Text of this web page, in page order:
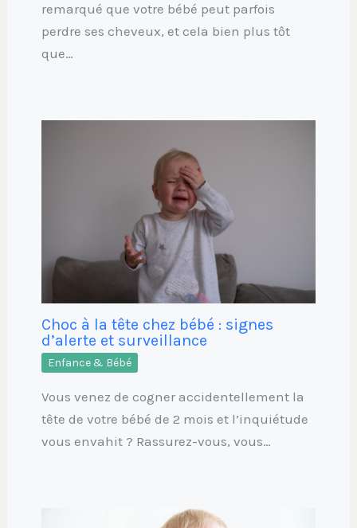
remarqué que votre bébé peut parfois
perdre ses cheveux, et cela bien plus tôt
que…
Choc à la tête chez bébé : signes
d’alerte et surveillance
Enfance & Bébé
Vous venez de cogner accidentellement la
tête de votre bébé de 2 mois et l’inquiétude
vous envahit ? Rassurez-vous, vous…